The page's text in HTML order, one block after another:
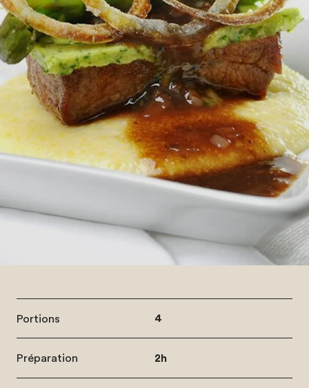
Portions 4
Préparation 2h